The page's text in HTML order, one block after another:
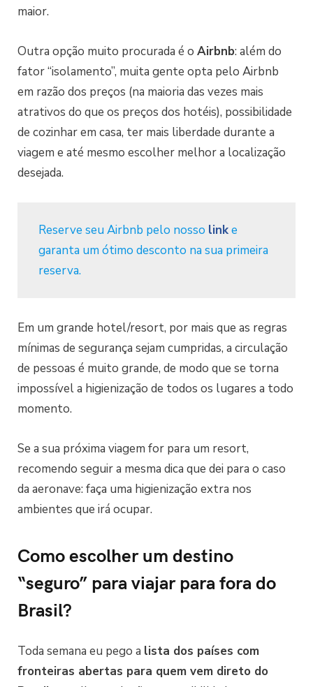
maior.
Outra opção muito procurada é o Airbnb: além do
fator “isolamento”, muita gente opta pelo Airbnb
em razão dos preços (na maioria das vezes mais
atrativos do que os preços dos hotéis), possibilidade
de cozinhar em casa, ter mais liberdade durante a
viagem e até mesmo escolher melhor a localização
desejada.
Reserve seu Airbnb pelo nosso linke
garanta um ótimo desconto na sua primeira
reserva.
Em um grande hotel/resort, por mais que as regras
mínimas de segurança sejam cumpridas, a circulação
de pessoas é muito grande, de modo que se torna
impossível a higienização de todos os lugares a todo
momento.
Se a sua próxima viagem for para um resort,
recomendo seguir a mesma dica que dei para o caso
da aeronave: faça uma higienização extra nos
ambientes que irá ocupar.
Como escolher um destino
“seguro” para viajar para fora do
Brasil?
Toda semana eu pego a lista dos países com
fronteiras abertas para quem vem direto do